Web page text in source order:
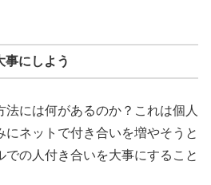
事にしよう
法には何があるのか？これは個人
にネットで付き合いを増やそうと
の人付き合いを大事にすること